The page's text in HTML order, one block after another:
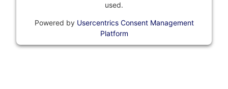
used.
Powered by Usercentrics Consent Management
Platform